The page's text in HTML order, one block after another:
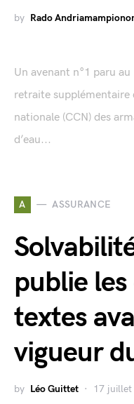
by Rado
Un avenant n°1 paru
retraite
nationale (CCN) des
d’eau...
A ASSURANCE
publie
textes
vigueur
by Léo Guittet 17 juillet